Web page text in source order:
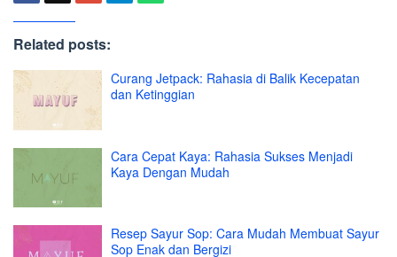
Related posts:
Curang Jetpack: Rahasia di Balik Kecepatan
dan Ketinggian
Cara Cepat Kaya: Rahasia Sukses Menjadi
Kaya Dengan Mudah
Resep Sayur Sop: Cara Mudah Membuat Sayur
Sop Enak dan Bergizi